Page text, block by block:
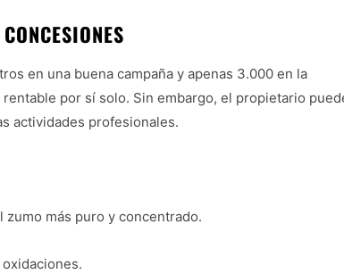
en una buena campaña y apenas 3.000 en la
por sí solo. Sin embargo, el propietario
actividades profesionales.
más puro y concentrado.